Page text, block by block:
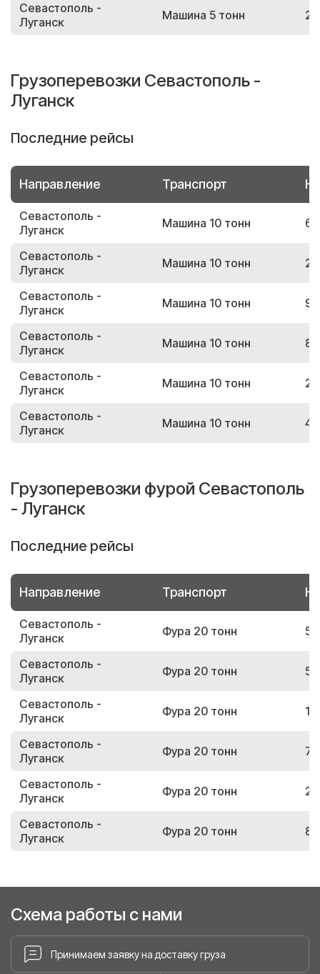
Севастополь -
Луганск
Машина 5 тонн
Грузоперевозки Севастополь -
Луганск
Последние рейсы
Направление Транспорт
Севастополь -
Луганск
Машина 10 тонн
Севастополь -
Луганск
Машина 10 тонн
Севастополь -
Луганск
Машина 10 тонн
Севастополь -
Луганск
Машина 10 тонн
Севастополь -
Луганск
Машина 10 тонн
Севастополь -
Луганск
Машина 10 тонн
Грузоперевозки фурой Севастополь
- Луганск
Последние рейсы
Направление Транспорт
Севастополь -
Луганск
Фура 20 тонн
Севастополь -
Луганск
Фура 20 тонн
Севастополь -
Луганск
Фура 20 тонн
Севастополь -
Луганск
Фура 20 тонн
Севастополь -
Луганск
Фура 20 тонн
Севастополь -
Луганск
Фура 20 тонн
Схема работы с нами
Принимаем заявку на доставку груза